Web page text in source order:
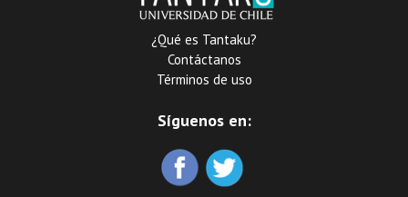
¿Qué es Tantaku?
Contáctanos
Términos de uso
Síguenos en: